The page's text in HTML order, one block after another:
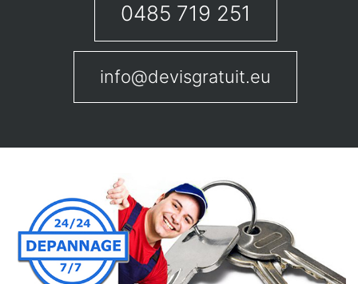
0485 719 251
info@devisgratuit.eu